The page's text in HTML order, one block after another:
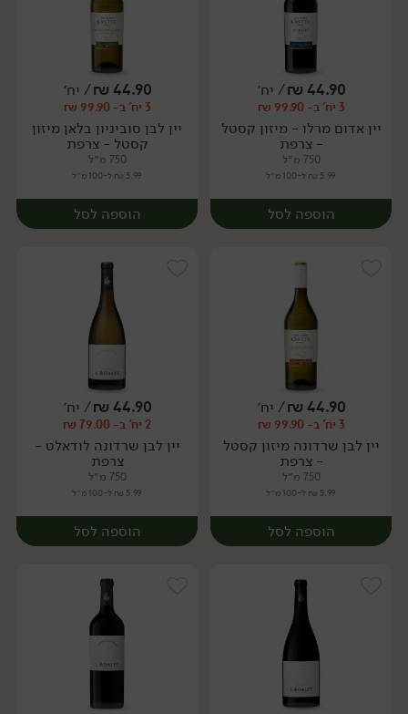
יח׳ יח׳
44.90
₪/ יח׳
3 יח' ב- 99.90 ₪
יין אדום מרלו - מיזון קסטל
- צרפת
750 מ״ל
5.99 ₪ ל-100 מ״ל
הוספה לסל
יח׳
44.90
₪/ יח׳
3 יח' ב- 99.90 ₪
יין לבן סוביניון בלאן מיזון
קסטל - צרפת
750 מ״ל
5.99 ₪ ל-100 מ״ל
הוספה לסל
יח׳
44.90
₪/ יח׳
3 יח' ב- 99.90 ₪
יין לבן שרדונה מיזון קסטל
- צרפת
750 מ״ל
5.99 ₪ ל-100 מ״ל
הוספה לסל
44.90
₪/ יח׳
2 יח' ב- 79.00 ₪
יין לבן שרדונה לודאלט -
צרפת
750 מ״ל
5.99 ₪ ל-100 מ״ל
הוספה לסל